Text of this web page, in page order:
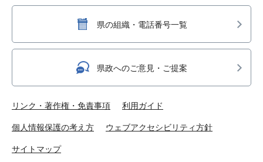
県の組織・電話番号一覧
県政へのご意見・ご提案
リンク・著作権・免責事項 利用ガイド
個人情報保護の考え方 ウェブアクセシビリティ方針
サイトマップ